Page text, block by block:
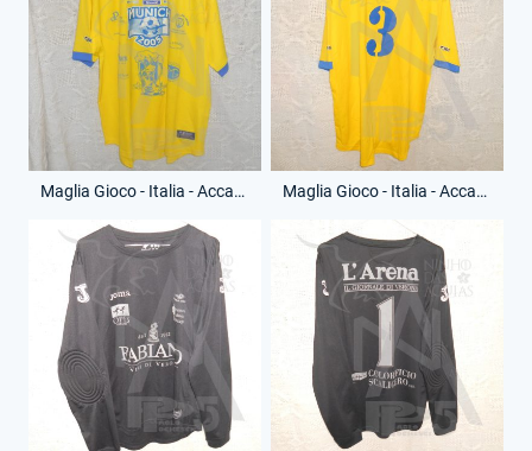
Maglia Gioco - Italia - Accabì - Anno 2005 - 3 - (Fronte) Maglia Gioco - Italia - Accabì - Anno 2005 - 3 - (Retro)